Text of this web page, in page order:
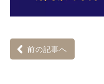
前の記事へ